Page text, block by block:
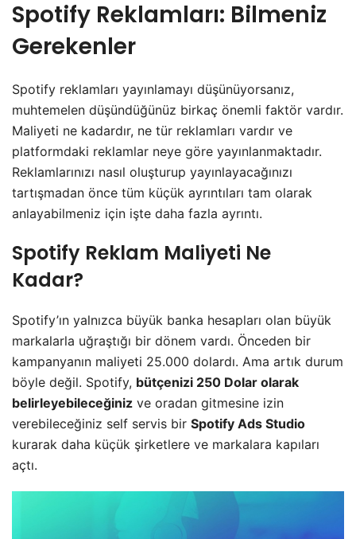
Spotify Reklamları: Bilmeniz
Gerekenler
Spotify reklamları yayınlamayı düşünüyorsanız,
muhtemelen düşündüğünüz birkaç önemli faktör vardır.
Maliyeti ne kadardır, ne tür reklamları vardır ve
platformdaki reklamlar neye göre yayınlanmaktadır.
Reklamlarınızı nasıl oluşturup yayınlayacağınızı
tartışmadan önce tüm küçük ayrıntıları tam olarak
anlayabilmeniz için işte daha fazla ayrıntı.
Spotify Reklam Maliyeti Ne
Kadar?
Spotify’ın yalnızca büyük banka hesapları olan büyük
markalarla uğraştığı bir dönem vardı. Önceden bir
kampanyanın maliyeti 25.000 dolardı. Ama artık durum
böyle değil. Spotify, bütçenizi 250 Dolar olarak
belirleyebileceğiniz ve oradan gitmesine izin
verebileceğiniz self servis bir Spotify Ads Studio
kurarak daha küçük şirketlere ve markalara kapıları
açtı.